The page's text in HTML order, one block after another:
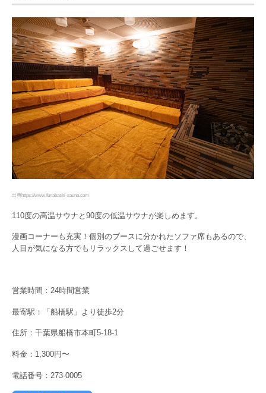
出典https://www.funabashi-sauna.com
110度の高温サウナと90度の低温サウナが楽しめます。
漫画コーナーも充実！個別のブースに分かれたソファ席もあるので、
人目が気になる方でもリラックスして過ごせます！
営業時間：24時間営業
最寄駅：「船橋駅」より徒歩2分
住所：千葉県船橋市本町5-18-1
料金：1,300円〜
電話番号：273-0005